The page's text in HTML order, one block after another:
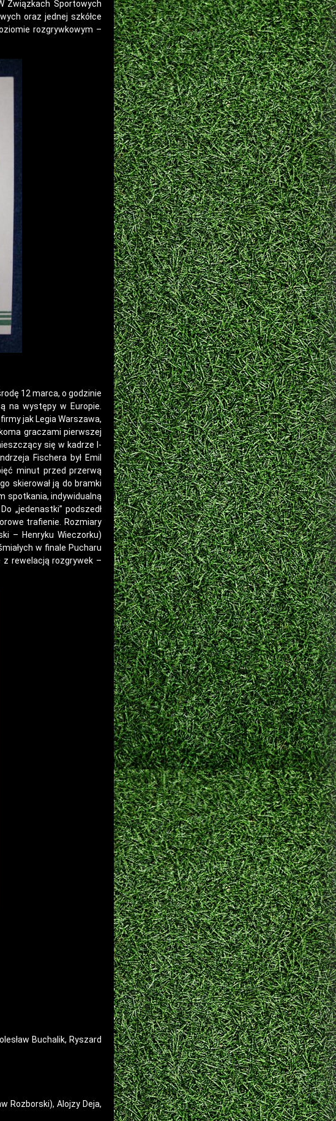
Związkach Sportowych
oraz jednej szkółce
rozgrywkowym –
12 marca, o godzinie
na występy w Europie.
jak Legia Warszawa,
graczami pierwszej
się w kadrze I-
Fischera był Emil
minut przed przerwą
skierował ją do bramki
spotkania, indywidualną
„jedenastki” podszedł
trafienie. Rozmiary
– Henryku Wieczorku)
w finale Pucharu
z rewelacją rozgrywek –
Buchalik, Ryszard
Rozborski), Alojzy Deja,